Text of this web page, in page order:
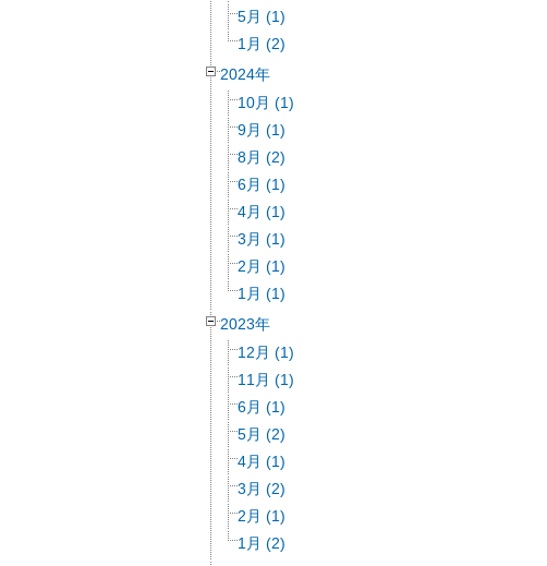
5月 (1)
1月 (2)
2024年
10月 (1)
9月 (1)
8月 (2)
6月 (1)
4月 (1)
3月 (1)
2月 (1)
1月 (1)
2023年
12月 (1)
11月 (1)
6月 (1)
5月 (2)
4月 (1)
3月 (2)
2月 (1)
1月 (2)